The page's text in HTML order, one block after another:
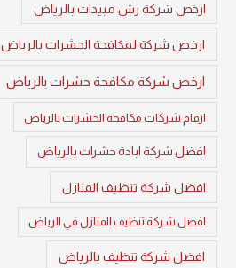
ارخص شركة رش مبيدات بالرياض
ارخص شركة لمكافحة الحشرات بالرياض
ارخص شركة مكافحة حشرات بالرياض
ارقام شركات مكافحة الحشرات بالرياض
افضل شركة ابادة حشرات بالرياض
افضل شركة تنظيف المنازل
افضل شركة تنظيف المنازل في الرياض
افضل شركة تنظيف بالرياض